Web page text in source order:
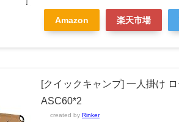
Amazon 楽天市場
[クイックキャンプ] 一人掛け
ASC60*2
created by Rinker